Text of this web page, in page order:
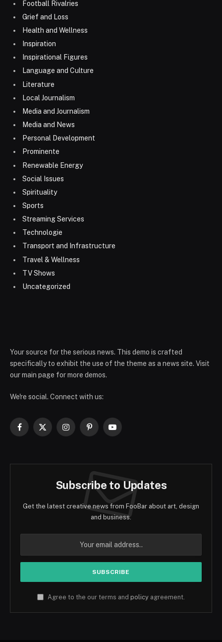
Football Rivalries
Grief and Loss
Health and Wellness
Inspiration
Inspirational Figures
Language and Culture
Literature
Local Journalism
Media and Journalism
Media and News
Personal Development
Prominente
Renewable Energy
Social Issues
Spirituality
Sports
Streaming Services
Technologie
Transport and Infrastructure
Travel & Wellness
TV Shows
Uncategorized
Your source for the serious news. This demo is crafted
specifically to exhibit the use of the theme as a news site. Visit
our main page for more demos.
We're social. Connect with us:
Facebook
X
InstagramPinterestYouTube
Subscribe to Updates
Get the latest creative news from FooBar about art, design
and business.
Agree to the our terms and policy agreement.